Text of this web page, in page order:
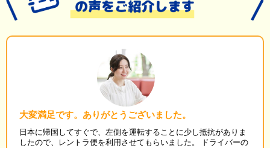
大変満足です。ありがとうございました。
日本に帰国してすぐで、左側を運転することに少し抵抗がありま
したので、レントラ便を利用させてもらいました。 ドライバーの